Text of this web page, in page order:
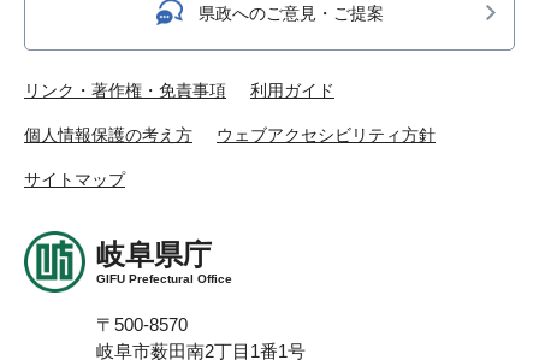
県政へのご意見・ご提案
リンク・著作権・免責事項 利用ガイド
個人情報保護の考え方 ウェブアクセシビリティ方針
サイトマップ
岐阜県庁
GIFU Prefectural Office
〒500-8570
岐阜市薮田南2丁目1番1号